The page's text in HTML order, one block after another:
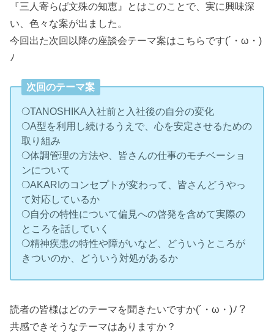
『三人寄らば文殊の知恵』とはこのことで、実に興味深
い、色々な案が出ました。
今回出た次回以降の座談会テーマ案はこちらです(´・ω・)
ﾉ
次回のテーマ案
❍TANOSHIKA入社前と入社後の自分の変化
❍A型を利用し続けるうえで、心を安定させるための
取り組み
❍体調管理の方法や、皆さんの仕事のモチベーショ
ンについて
❍AKARIのコンセプトが変わって、皆さんどうやっ
て対応しているか
❍自分の特性について偏見への啓発を含めて実際の
ところを話していく
❍精神疾患の特性や障がいなど、どういうところが
きついのか、どういう対処があるか
読者の皆様はどのテーマを聞きたいですか(´・ω・)ﾉ？
共感できそうなテーマはありますか？